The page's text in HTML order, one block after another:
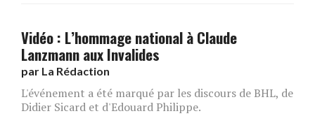
Vidéo : L’hommage national à Claude
Lanzmann aux Invalides
par La Rédaction
L'événement a été marqué par les discours de BHL, de
Didier Sicard et d'Edouard Philippe.